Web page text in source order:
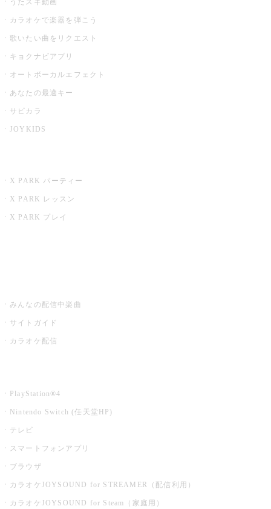
うたスキ動画
カラオケで楽器を弾こう
歌いたい曲をリクエスト
キョクナビアプリ
オートボーカルエフェクト
あなたの最適キー
サビカラ
JOYKIDS
X PARK パーティー
X PARK レッスン
X PARK プレイ
みんなの配信中楽曲
サイトガイド
カラオケ配信
PlayStation®4
Nintendo Switch (任天堂HP)
テレビ
スマートフォンアプリ
ブラウザ
カラオケJOYSOUND for STREAMER（配信利用）
カラオケJOYSOUND for Steam（家庭用）